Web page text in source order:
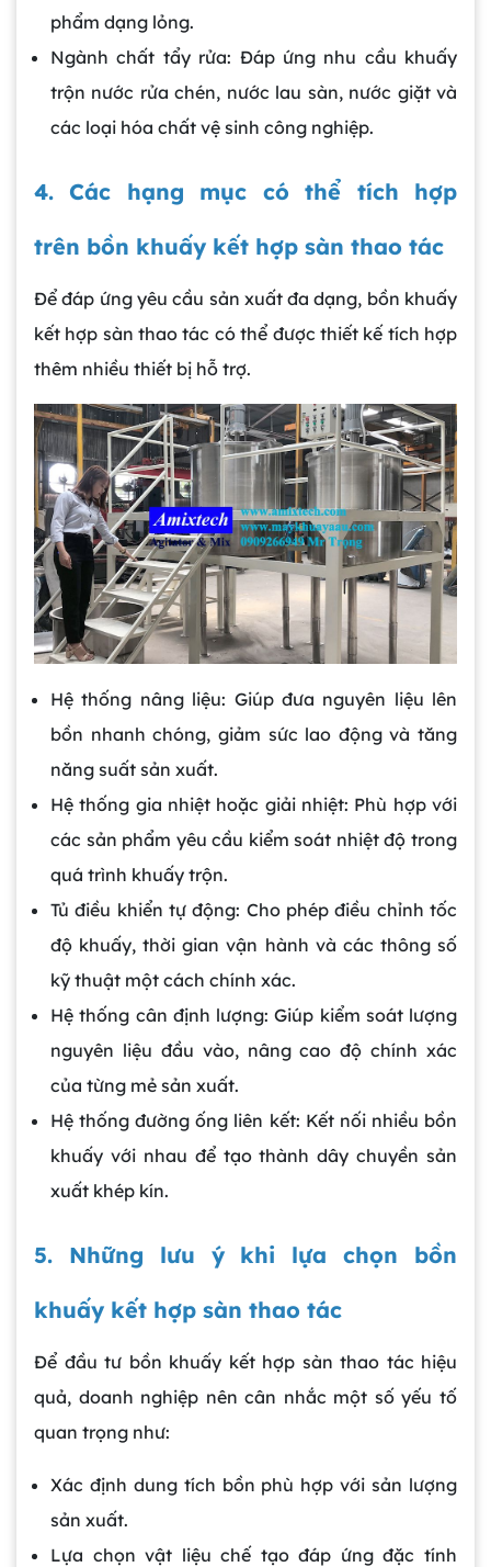
phẩm dạng lỏng.
Ngành chất tẩy rửa: Đáp ứng nhu cầu khuấy
trộn nước rửa chén, nước lau sàn, nước giặt và
các loại hóa chất vệ sinh công nghiệp.
4. Các hạng mục có thể tích hợp
trên bồn khuấy kết hợp sàn thao tác
Để đáp ứng yêu cầu sản xuất đa dạng, bồn khuấy
kết hợp sàn thao tác có thể được thiết kế tích hợp
thêm nhiều thiết bị hỗ trợ.
Hệ thống nâng liệu: Giúp đưa nguyên liệu lên
bồn nhanh chóng, giảm sức lao động và tăng
năng suất sản xuất.
Hệ thống gia nhiệt hoặc giải nhiệt: Phù hợp với
các sản phẩm yêu cầu kiểm soát nhiệt độ trong
quá trình khuấy trộn.
Tủ điều khiển tự động: Cho phép điều chỉnh tốc
độ khuấy, thời gian vận hành và các thông số
kỹ thuật một cách chính xác.
Hệ thống cân định lượng: Giúp kiểm soát lượng
nguyên liệu đầu vào, nâng cao độ chính xác
của từng mẻ sản xuất.
Hệ thống đường ống liên kết: Kết nối nhiều bồn
khuấy với nhau để tạo thành dây chuyền sản
xuất khép kín.
5. Những lưu ý khi lựa chọn bồn
khuấy kết hợp sàn thao tác
Để đầu tư bồn khuấy kết hợp sàn thao tác hiệu
quả, doanh nghiệp nên cân nhắc một số yếu tố
quan trọng như:
Xác định dung tích bồn phù hợp với sản lượng
sản xuất.
Lựa chọn vật liệu chế tạo đáp ứng đặc tính